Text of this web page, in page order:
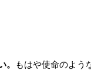
。
もはや使命のよう